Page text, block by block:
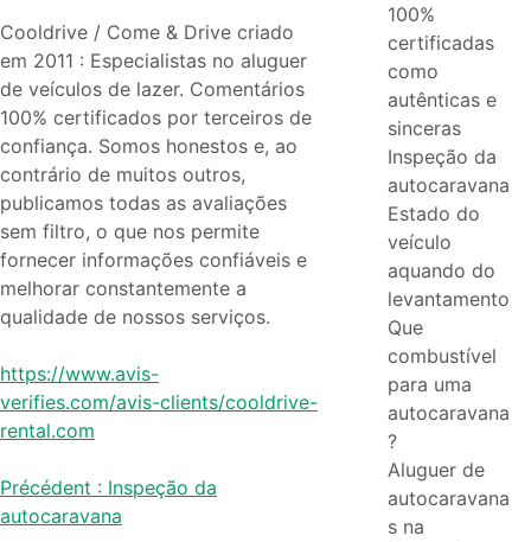
Cooldrive / Come & Drive criado
em 2011 : Especialistas no aluguer
de veículos de lazer. Comentários
100% certificados por terceiros de
confiança. Somos honestos e, ao
contrário de muitos outros,
publicamos todas as avaliações
sem filtro, o que nos permite
fornecer informações confiáveis e
melhorar constantemente a
qualidade de nossos serviços.
https://www.avis-
verifies.com/avis-clients/cooldrive-
rental.com
Navegação
Précédent : Inspeção da
autocaravana
100%
certificadas
como
autênticas e
sinceras
Inspeção da
autocaravana
Estado do
veículo
aquando do
levantamento
Que
combustível
para uma
autocaravana
?
Aluguer de
autocaravana
s na